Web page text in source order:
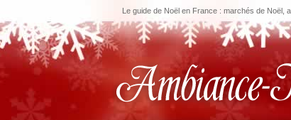
Le guide de Noël en France : marchés de Noël,